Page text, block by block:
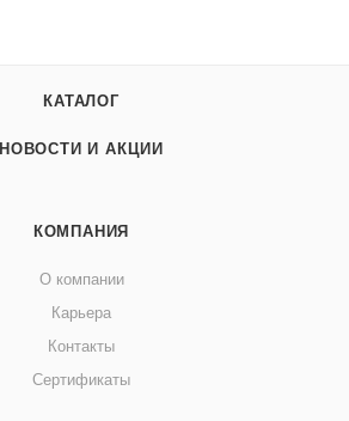
КАТАЛОГ
НОВОСТИ И АКЦИИ
КОМПАНИЯ
О компании
Карьера
Контакты
Сертификаты